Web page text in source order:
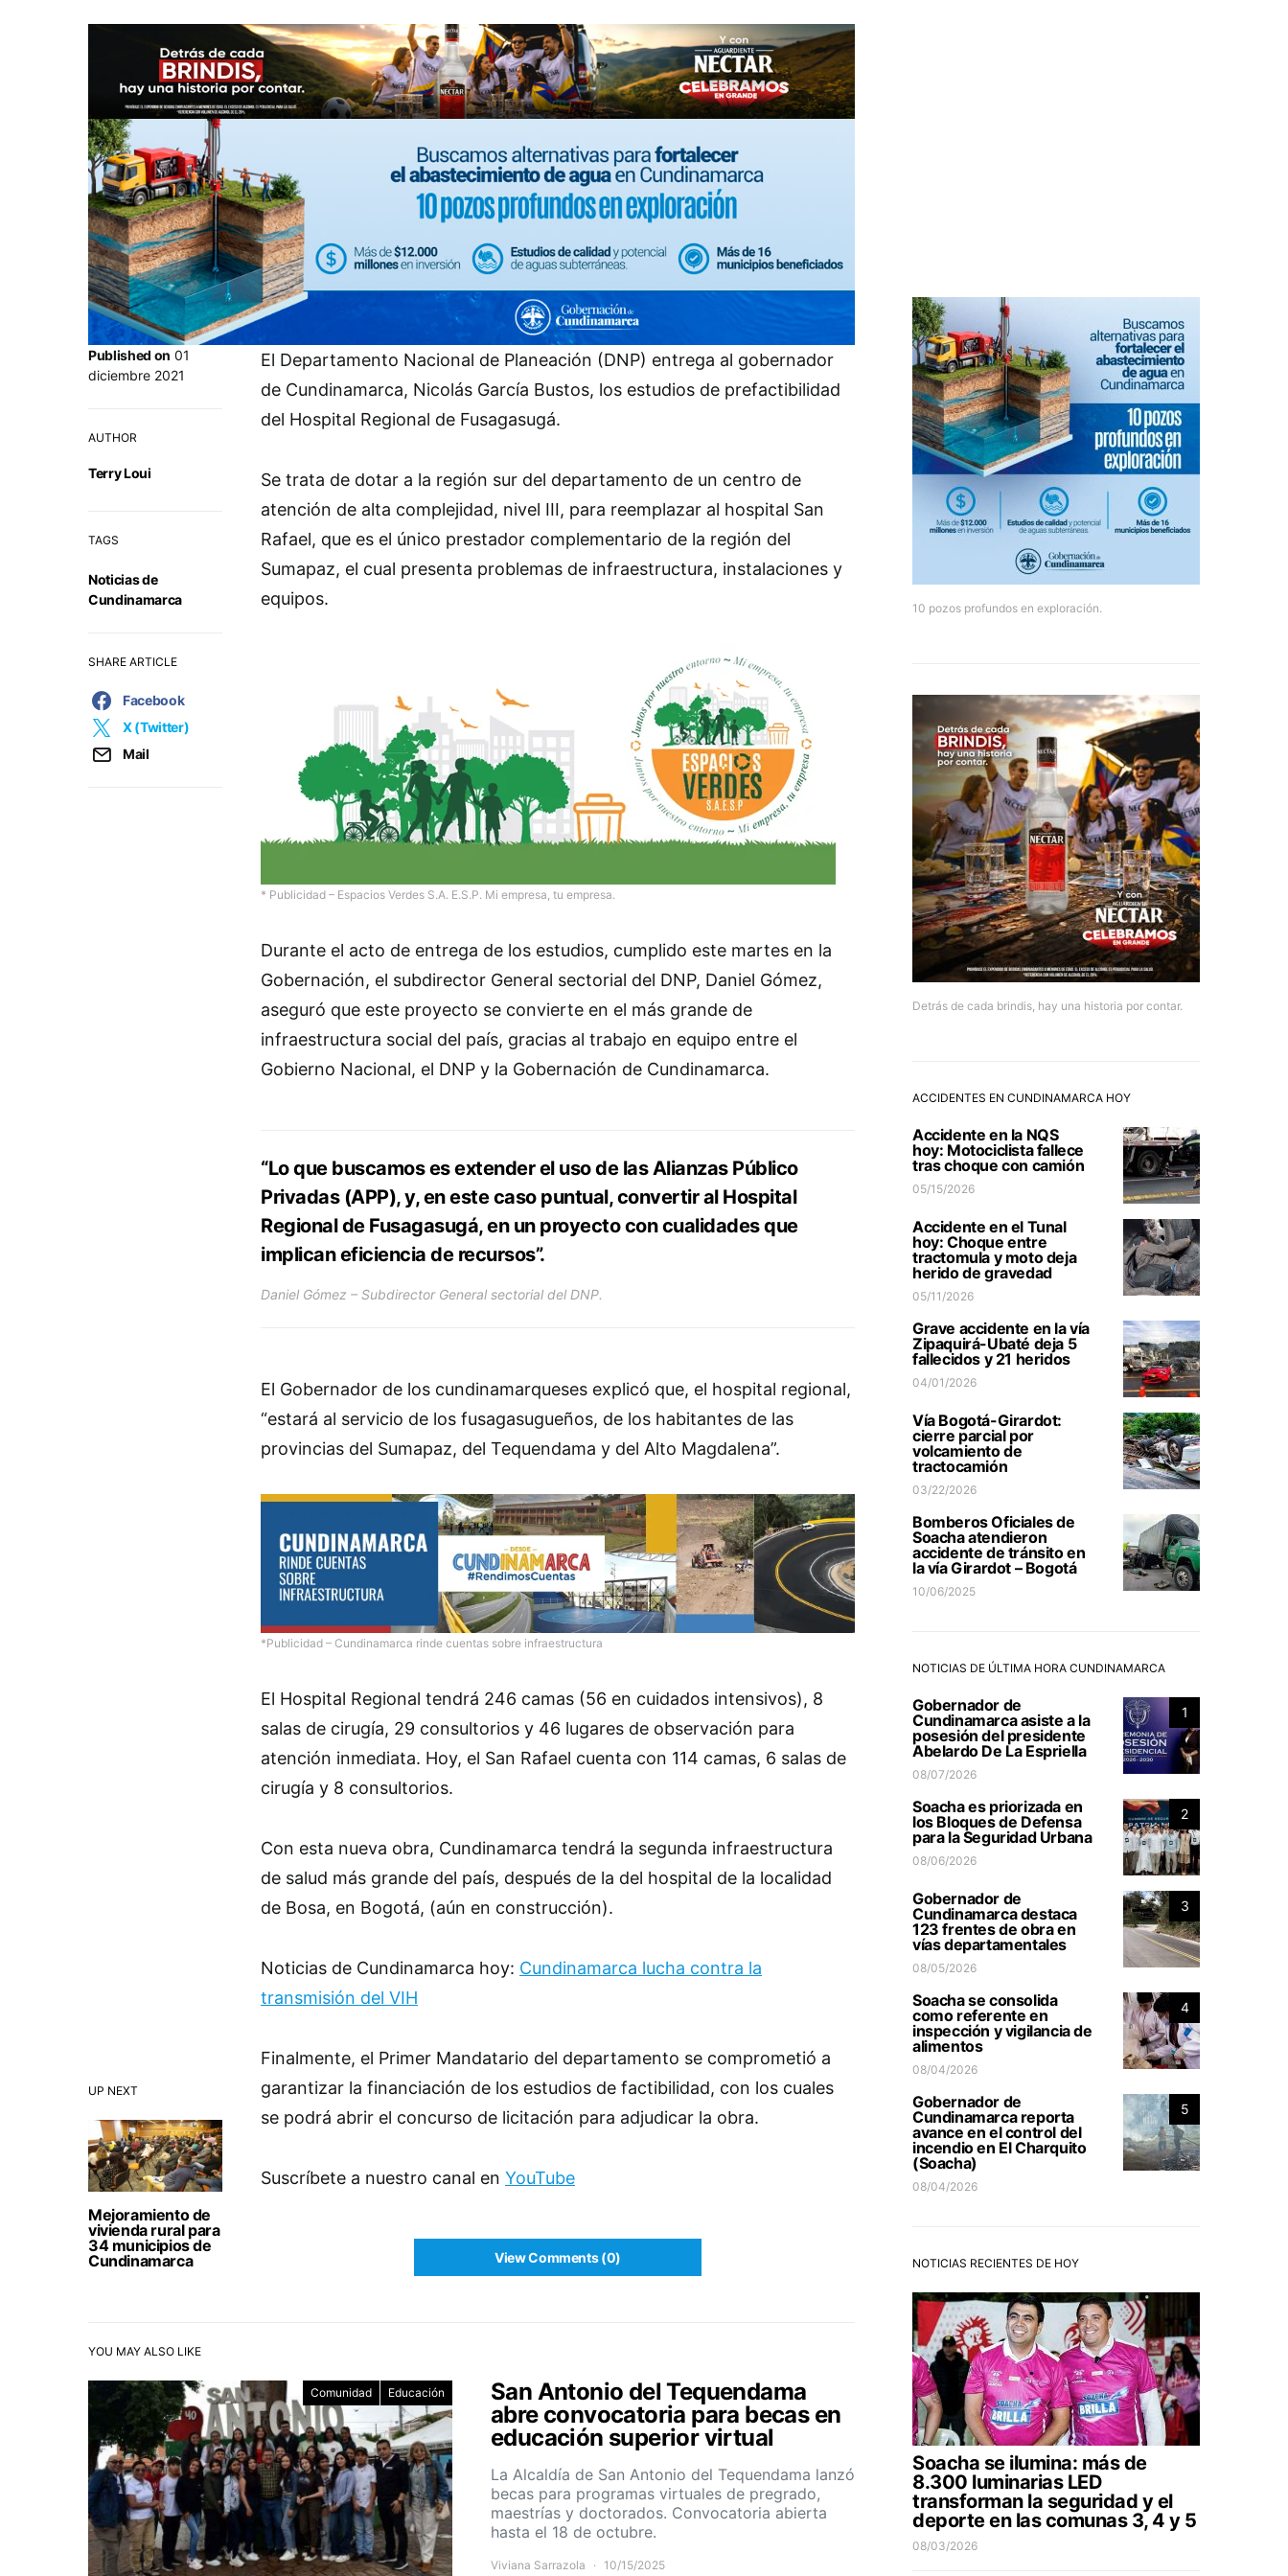
UP NEXT
Mejoramiento de
vivienda rural para
34 municipios de
Cundinamarca
Published on 01
diciembre 2021
AUTHOR
Terry Loui
TAGS
Noticias de
Cundinamarca
SHARE ARTICLE
Facebook
X (Twitter)
Mail
El Departamento Nacional de Planeación (DNP) entrega al gobernador
de Cundinamarca, Nicolás García Bustos, los estudios de prefactibilidad
del Hospital Regional de Fusagasugá.
Se trata de dotar a la región sur del departamento de un centro de
atención de alta complejidad, nivel III, para reemplazar al hospital San
Rafael, que es el único prestador complementario de la región del
Sumapaz, el cual presenta problemas de infraestructura, instalaciones y
equipos.
* Publicidad – Espacios Verdes S.A. E.S.P. Mi empresa, tu empresa.
Durante el acto de entrega de los estudios, cumplido este martes en la
Gobernación, el subdirector General sectorial del DNP, Daniel Gómez,
aseguró que este proyecto se convierte en el más grande de
infraestructura social del país, gracias al trabajo en equipo entre el
Gobierno Nacional, el DNP y la Gobernación de Cundinamarca.
“Lo que buscamos es extender el uso de las Alianzas Público
Privadas (APP), y, en este caso puntual, convertir al Hospital
Regional de Fusagasugá, en un proyecto con cualidades que
implican eficiencia de recursos”.
Daniel Gómez – Subdirector General sectorial del DNP.
El Gobernador de los cundinamarqueses explicó que, el hospital regional,
“estará al servicio de los fusagasugueños, de los habitantes de las
provincias del Sumapaz, del Tequendama y del Alto Magdalena”.
*Publicidad – Cundinamarca rinde cuentas sobre infraestructura
El Hospital Regional tendrá 246 camas (56 en cuidados intensivos), 8
salas de cirugía, 29 consultorios y 46 lugares de observación para
atención inmediata. Hoy, el San Rafael cuenta con 114 camas, 6 salas de
cirugía y 8 consultorios.
Con esta nueva obra, Cundinamarca tendrá la segunda infraestructura
de salud más grande del país, después de la del hospital de la localidad
de Bosa, en Bogotá, (aún en construcción).
Noticias de Cundinamarca hoy: Cundinamarca lucha contra la
transmisión del VIH
Finalmente, el Primer Mandatario del departamento se comprometió a
garantizar la financiación de los estudios de factibilidad, con los cuales
se podrá abrir el concurso de licitación para adjudicar la obra.
Suscríbete a nuestro canal en YouTube
View Comments (0)
YOU MAY ALSO LIKE
Comunidad Educación
San Antonio del Tequendama
abre convocatoria para becas en
educación superior virtual
La Alcaldía de San Antonio del Tequendama lanzó
becas para programas virtuales de pregrado,
maestrías y doctorados. Convocatoria abierta
hasta el 18 de octubre.
Viviana Sarrazola 10/15/2025
10 pozos profundos en exploración.
Detrás de cada brindis, hay una historia por contar.
ACCIDENTES EN CUNDINAMARCA HOY
Accidente en la NQS
hoy: Motociclista fallece
tras choque con camión
05/15/2026
Accidente en el Tunal
hoy: Choque entre
tractomula y moto deja
herido de gravedad
05/11/2026
Grave accidente en la vía
Zipaquirá-Ubaté deja 5
fallecidos y 21 heridos
04/01/2026
Vía Bogotá-Girardot:
cierre parcial por
volcamiento de
tractocamión
03/22/2026
Bomberos Oficiales de
Soacha atendieron
accidente de tránsito en
la vía Girardot – Bogotá
10/06/2025
NOTICIAS DE ÚLTIMA HORA CUNDINAMARCA
1
Gobernador de
Cundinamarca asiste a la
posesión del presidente
Abelardo De La Espriella
08/07/2026
2
Soacha es priorizada en
los Bloques de Defensa
para la Seguridad Urbana
08/06/2026
3
Gobernador de
Cundinamarca destaca
123 frentes de obra en
vías departamentales
08/05/2026
4
Soacha se consolida
como referente en
inspección y vigilancia de
alimentos
08/04/2026
5
Gobernador de
Cundinamarca reporta
avance en el control del
incendio en El Charquito
(Soacha)
08/04/2026
NOTICIAS RECIENTES DE HOY
Soacha se ilumina: más de
8.300 luminarias LED
transforman la seguridad y el
deporte en las comunas 3, 4 y 5
08/03/2026